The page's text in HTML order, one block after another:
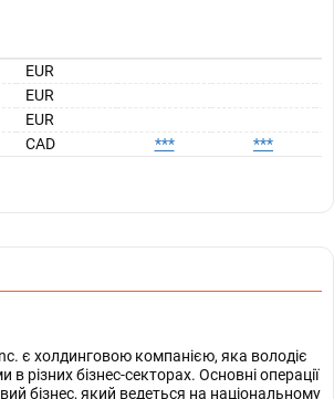
EUR
EUR
EUR
CAD *** ***
є холдинговою компанією, яка володіє
в різних бізнес-секторах. Основні операції
бізнес, який ведеться на національному